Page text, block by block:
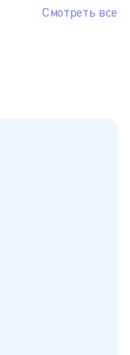
Смотреть все